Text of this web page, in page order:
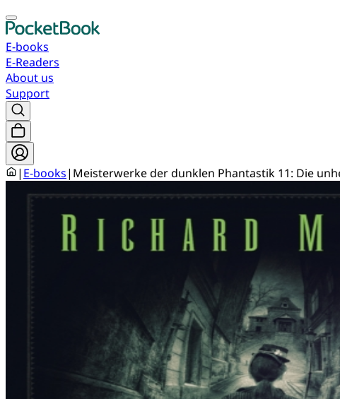
E-books
E-Readers
About us
Support
| E-books| Meisterwerke der dunklen Phantastik 11: Die